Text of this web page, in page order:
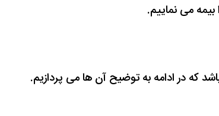
بیمه می نماییم.
که در ادامه به توضیح آن ها می پردازیم.